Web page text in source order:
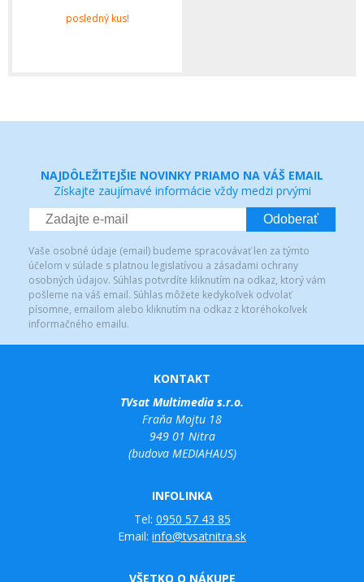
posledný kus!
NAJDÔLEŽITEJŠIE NOVINKY PRIAMO NA VÁŠ EMAIL
Získajte zaujímavé informácie vždy medzi prvými
Odoberať
Vaše osobné údaje (email) budeme spracovávať len za týmto
účelom v súlade s platnou legislatívou a zásadami ochrany
osobných údajov. Súhlas potvrdíte kliknutím na odkaz, ktorý vám
pošleme na váš email. Súhlas môžete kedykoľvek odvolať
písomne, emailom alebo kliknutím na odkaz z ktoréhokoľvek
informačného emailu.
KONTAKT
TVsat Multimedia s.r.o.
Fraňa Mojtu 18
949 01 Nitra
(budova MEDIAHAUS)
INFOLINKA
Tel: 0950 57 43 85
Email: info@tvsatnitra.sk
VŠETKO O NÁKUPE